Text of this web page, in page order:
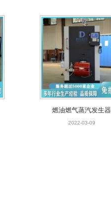
燃油燃气蒸汽发生器
2022-03-09